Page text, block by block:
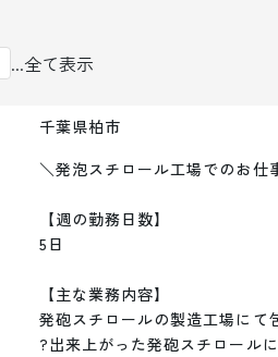
...全て表示
千葉県柏市
＼発泡スチロール工場でのお仕
【週の勤務日数】
5日
【主な業務内容】
発砲スチロールの製造工場にて
?出来上がった発砲スチロール